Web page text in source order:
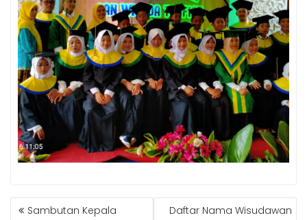
POSTSambutan Kepala Daftar Nama Wisudawan